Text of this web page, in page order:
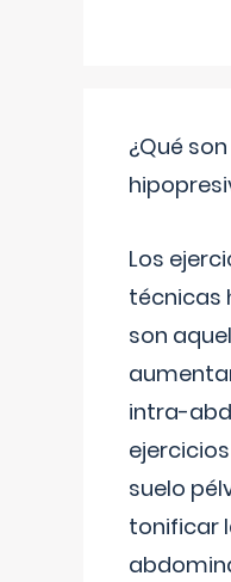
¿Qué
Los
técnicas
son
intra-
suelo
tonificar